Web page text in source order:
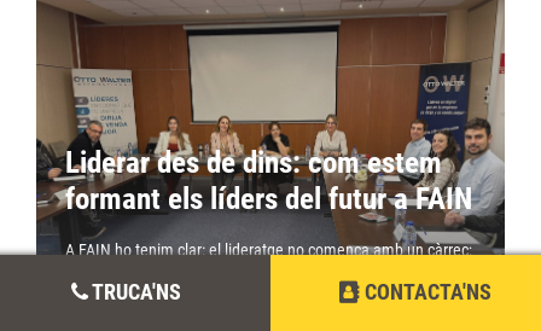
Liderar des de dins: com estem
formant els líders del futur a FAIN
A FAIN ho tenim clar: el lideratge no comença amb un càrrec;
comença amb una actitud . Per això estem apostant per
alguna cosa que va molt més enllà d’una formació puntual:
TRUCA'NS CONTACTA'NS